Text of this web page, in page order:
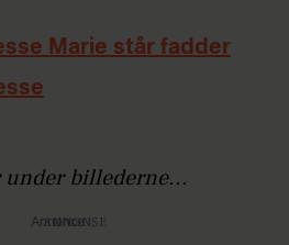
Marie står fadder
billederne...
Annonce